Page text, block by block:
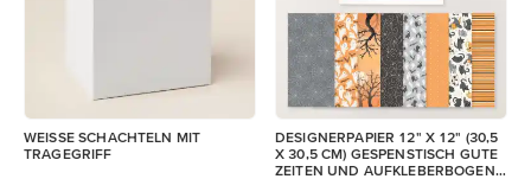
WEISSE SCHACHTELN MIT
TRAGEGRIFF
DESIGNERPAPIER 12" X 12" (30,5
X 30,5 CM) GESPENSTISCH GUTE
ZEITEN UND AUFKLEBERBOGEN